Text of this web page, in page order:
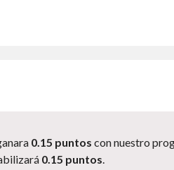
0.15 puntos con nuestro
0.15 puntos